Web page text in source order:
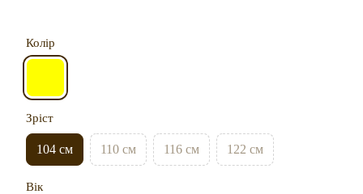
Колір
Зріст
104 см 110 см 116 см 122 см
Вік